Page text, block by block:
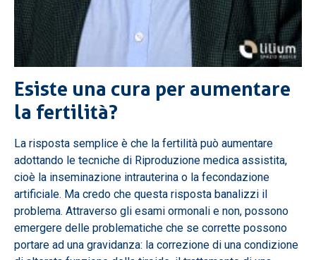
Esiste una cura per aumentare
la fertilità?
La risposta semplice è che la fertilità può aumentare
adottando le tecniche di Riproduzione medica assistita,
cioè la inseminazione intrauterina o la fecondazione
artificiale. Ma credo che questa risposta banalizzi il
problema. Attraverso gli esami ormonali e non, possono
emergere delle problematiche che se corrette possono
portare ad una gravidanza: la correzione di una condizione